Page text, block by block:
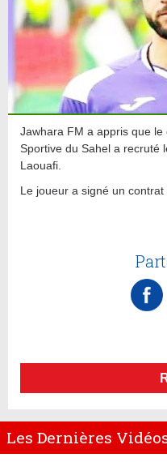
Jawhara FM a appris que
Sportive du Sahel a recruté
Laouafi.
Le joueur a signé un contrat
Les Dernières